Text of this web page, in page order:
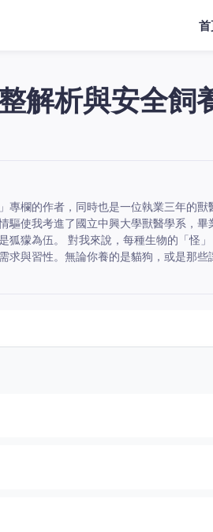
解析與安全飼
專欄的作者，同時也是一位執業三年的
驅使我考進了國立中興大學獸醫學系，
狐獴為伍。 對我來說，每種生物的「怪
與習性。無論你養的是貓狗，或是那